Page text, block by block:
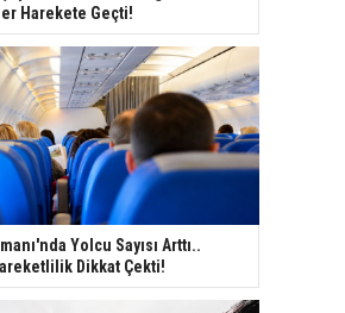
Harekete Geçti!
Yolcu Sayısı Arttı..
Dikkat Çekti!